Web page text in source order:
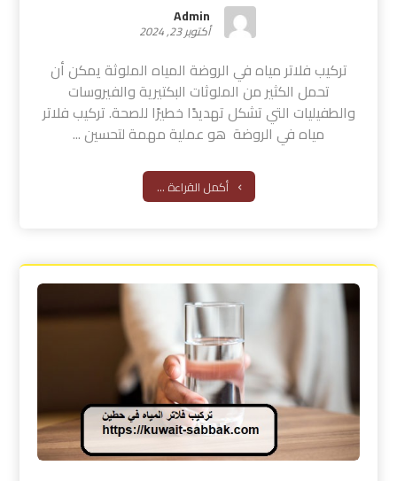
Admin
أكتوبر 23, 2024
تركيب فلاتر مياه في الروضة المياه الملوثة يمكن أن
تحمل الكثير من الملوثات البكتيرية والفيروسات
والطفيليات التي تشكل تهديدًا خطيرًا للصحة. تركيب فلاتر
مياه في الروضة هو عملية مهمة لتحسين ...
أكمل القراءة ...